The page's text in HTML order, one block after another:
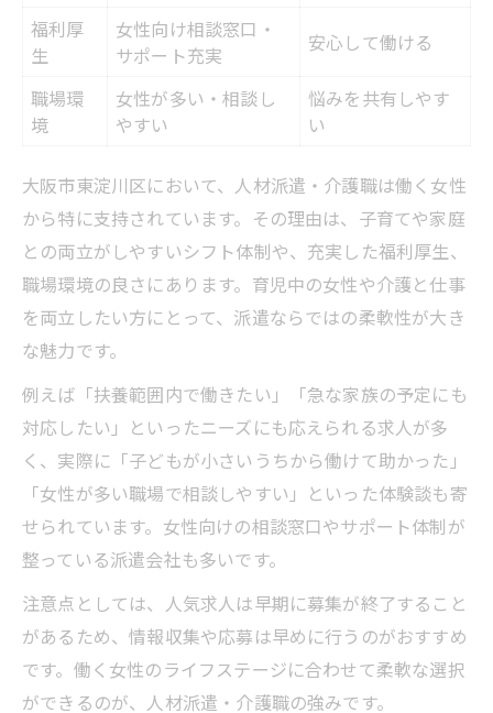
福利厚
生
女性向け相談窓口・
サポート充実
安心して働ける
職場環
境
女性が多い・相談し
やすい
悩みを共有しやす
い
大阪市東淀川区において、人材派遣・介護職は働く女性
から特に支持されています。その理由は、子育てや家庭
との両立がしやすいシフト体制や、充実した福利厚生、
職場環境の良さにあります。育児中の女性や介護と仕事
を両立したい方にとって、派遣ならではの柔軟性が大き
な魅力です。
例えば「扶養範囲内で働きたい」「急な家族の予定にも
対応したい」といったニーズにも応えられる求人が多
く、実際に「子どもが小さいうちから働けて助かった」
「女性が多い職場で相談しやすい」といった体験談も寄
せられています。女性向けの相談窓口やサポート体制が
整っている派遣会社も多いです。
注意点としては、人気求人は早期に募集が終了すること
があるため、情報収集や応募は早めに行うのがおすすめ
です。働く女性のライフステージに合わせて柔軟な選択
ができるのが、人材派遣・介護職の強みです。